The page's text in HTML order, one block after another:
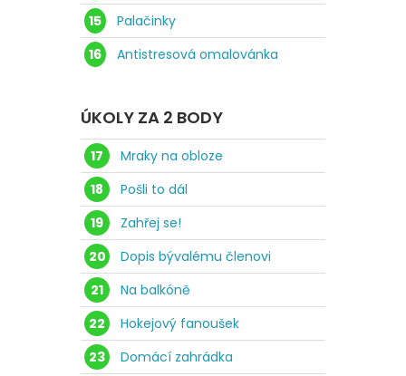
15
Palačinky
16
Antistresová omalovánka
ÚKOLY ZA 2 BODY
17
Mraky na obloze
18
Pošli to dál
19
Zahřej se!
20
Dopis bývalému členovi
21
Na balkóně
22
Hokejový fanoušek
23
Domácí zahrádka